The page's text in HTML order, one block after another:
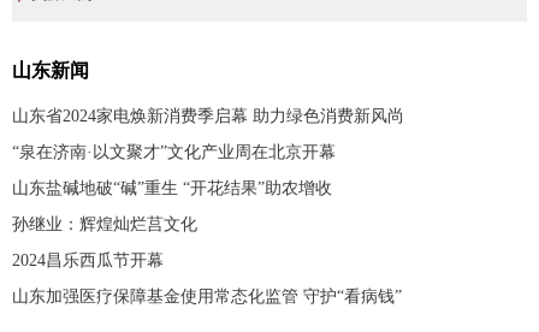
山东新闻
山东省2024家电焕新消费季启幕 助力绿色消费新风尚
“泉在济南·以文聚才”文化产业周在北京开幕
山东盐碱地破“碱”重生 “开花结果”助农增收
孙继业：辉煌灿烂莒文化
2024昌乐西瓜节开幕
山东加强医疗保障基金使用常态化监管 守护“看病钱”